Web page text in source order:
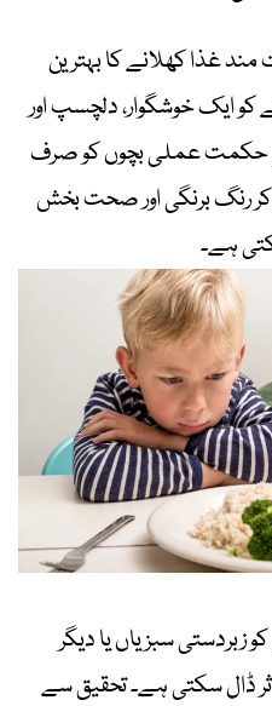
غذا کھلانے کا بہترین
کو ایک خوشگوار، دلچسپ اور
حکمت عملی بچوں کو صرف
رنگ برنگی اور صحت بخش
ہے۔
زبردستی سبزیاں یا دیگر
ڈال سکتی ہے۔ تحقیق سے